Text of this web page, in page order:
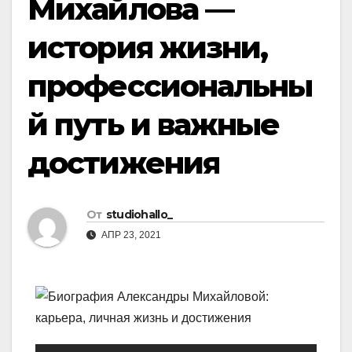
Михайлова —
история жизни,
профессиональны
й путь и важные
достижения
От studiohallo_
АПР 23, 2021